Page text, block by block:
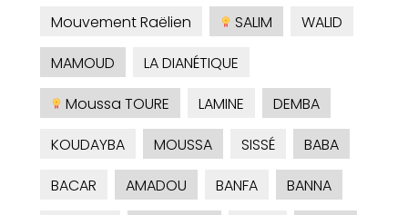
Mouvement Raëlien
SALIM
WALID
MAMOUD
LA DIANÉTIQUE
Moussa TOURE
LAMINE
DEMBA
KOUDAYBA
MOUSSA SISSÉ
BABA
BACAR
AMADOU BANFA
BANNA